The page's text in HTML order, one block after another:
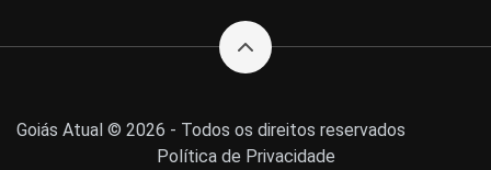
Goiás Atual © 2026 - Todos os direitos reservados
Política de Privacidade